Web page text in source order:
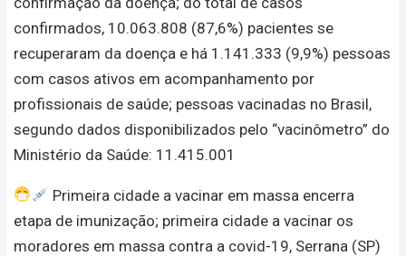
confirmados, 10.063.808 (87,6%) pacientes se
recuperaram da doença e há 1.141.333 (9,9%) pessoas
com casos ativos em acompanhamento por
profissionais de saúde; pessoas vacinadas no Brasil,
segundo dados disponibilizados pelo “vacinômetro” do
Ministério da Saúde: 11.415.001
Primeira cidade a vacinar em massa encerra
etapa de imunização; primeira cidade a vacinar os
moradores em massa contra a covid-19, Serrana (SP)